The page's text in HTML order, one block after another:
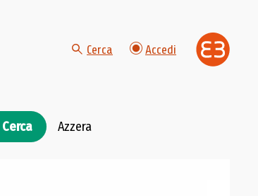
Cerca Accedi
Cerca Azzera